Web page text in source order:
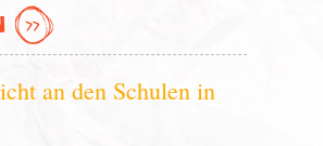
an den Schulen in